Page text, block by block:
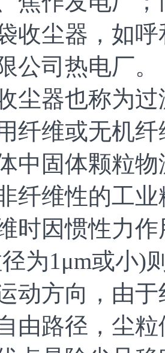
收尘器，如
公司热电厂。
器也称为过
纤维或无机
中固体颗粒
纤维性的工
时因惯性力
为1μm或小)
动方向，由
由路径，尘